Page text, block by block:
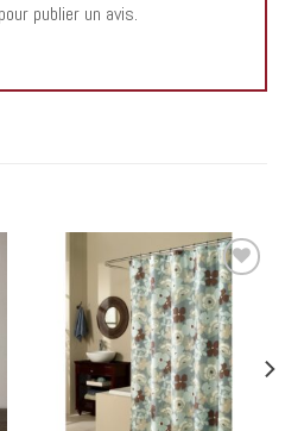
pour publier un avis.
Add to
wishlist